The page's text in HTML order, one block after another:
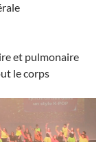
et pulmonaire
le corps